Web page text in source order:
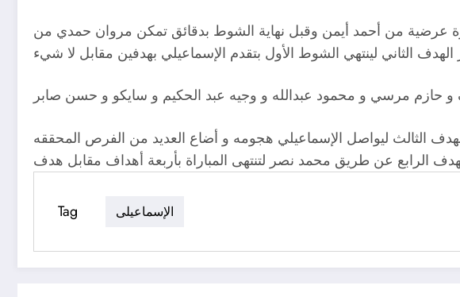
من أحمد أيمن وقبل نهاية الشوط بدقائق تمكن مروان حمدي من
الثالث ليواصل الإسماعيلي هجومه و أضاع العديد من الفرص المحققه
Tag الإسماعيلى